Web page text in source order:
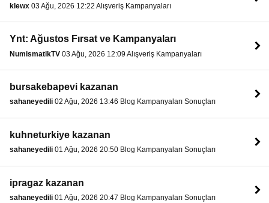
klewx 03 Ağu, 2026 12:22 Alışveriş Kampanyaları
Ynt: Ağustos Fırsat ve Kampanyaları
NumismatikTV 03 Ağu, 2026 12:09 Alışveriş Kampanyaları
bursakebapevi kazanan
sahaneyedili 02 Ağu, 2026 13:46 Blog Kampanyaları Sonuçları
kuhneturkiye kazanan
sahaneyedili 01 Ağu, 2026 20:50 Blog Kampanyaları Sonuçları
ipragaz kazanan
sahaneyedili 01 Ağu, 2026 20:47 Blog Kampanyaları Sonuçları